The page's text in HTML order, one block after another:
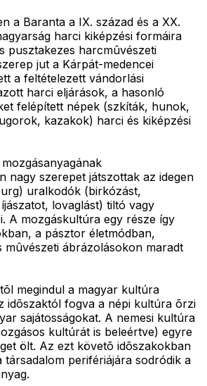
a Baranta a IX. század és a XX.
harci kiképzési formáira
pusztakezes harcmûvészeti
jut a Kárpát-medencei
a feltételezett vándorlási
harci eljárások, a hasonló
felépített népek (szkíták, hunok,
kazakok) harci és kiképzési
nagy szerepet játszottak az idegen
uralkodók (birkózást,
lovaglást) tiltó vagy
A mozgáskultúra egy része így
a pásztor életmódban,
ábrázolásokon maradt
megindul a magyar kultúra
idõszaktól fogva a népi kultúra õrzi
sajátosságokat. A nemesi kultúra
kultúrát is beleértve) egyre
ölt. Az ezt követõ idõszakokban
társadalom perifériájára sodródik a